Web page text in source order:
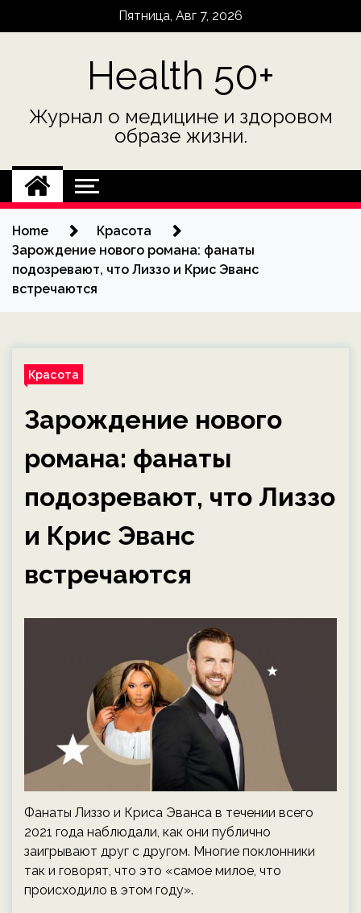
Пятница, Авг 7, 2026
Health 50+
Журнал о медицине и здоровом
образе жизни.
Home
Красота
Зарождение нового романа: фанаты
подозревают, что Лиззо и Крис Эванс
встречаются
Красота
Зарождение нового
романа: фанаты
подозревают, что Лиззо
и Крис Эванс
встречаются
Фанаты Лиззо и Криса Эванса в течении всего
2021 года наблюдали, как они публично
заигрывают друг с другом. Многие поклонники
так и говорят, что это «самое милое, что
происходило в этом году».